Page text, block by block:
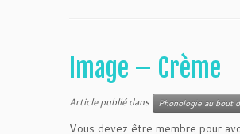
Image – Crème
Article publié dans Phonologie au bout
Vous devez être membre pour